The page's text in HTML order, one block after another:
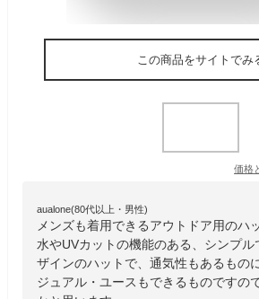
この商品をサイトでみ
価格
aualone(80代以上・男性)
メンズも着用できるアウトドア用のハ
水やUVカットの機能のある、シンプ
ザインのハットで、通気性もあるもの
ジュアル・ユースもできるものですの